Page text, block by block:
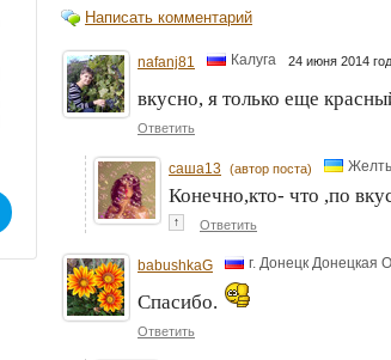
Написать комментарий
nafanj81 Калуга 24 июня 2014
вкусно, я только еще
Ответить
саша13 (автор поста)
Конечно,кто- что ,по
↑ Ответить
babushkaG г. Донецк Донецкая
Спасибо.
Ответить